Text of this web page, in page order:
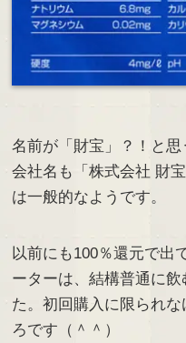
名前が「財宝」？！と思
会社名も「株式会社 財
は一般的なようです。
以前にも100％還元で出
ーターは、結構普通に
た。初回購入に限られ
ろです（＾＾）